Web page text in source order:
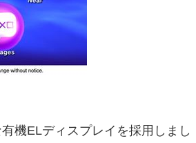
機ELディスプレイを採用しまし